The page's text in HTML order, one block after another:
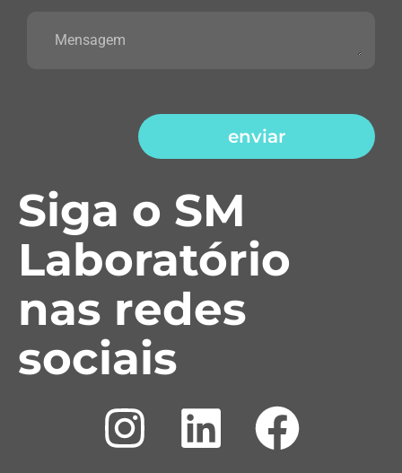
enviar
Siga o SM
Laboratório
nas redes
sociais